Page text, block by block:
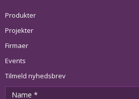
Produkter
Projekter
Firmaer
Events
Tilmeld nyhedsbrev